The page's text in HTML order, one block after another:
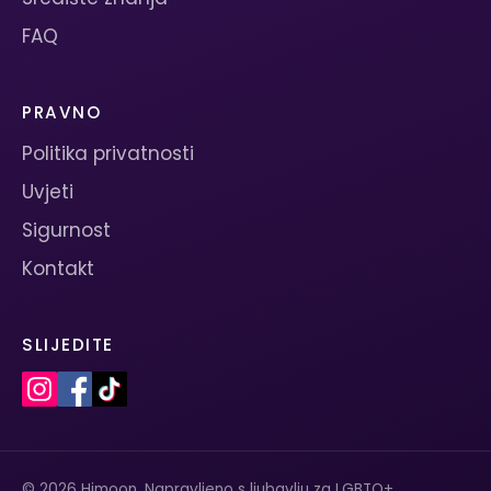
FAQ
PRAVNO
Politika privatnosti
Uvjeti
Sigurnost
Kontakt
SLIJEDITE